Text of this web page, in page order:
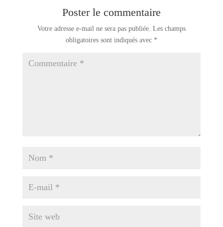
Poster le commentaire
Votre adresse e-mail ne sera pas publiée. Les champs
obligatoires sont indiqués avec *